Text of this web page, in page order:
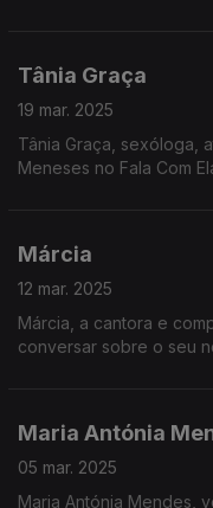
Tânia Graça
19 mar. 2025
Tânia Graça, sexóloga,
Meneses no Fala Com
Márcia
12 mar. 2025
Márcia, a cantora e
conversar sobre o seu
Maria Antónia
05 mar. 2025
Maria Antónia Mendes,